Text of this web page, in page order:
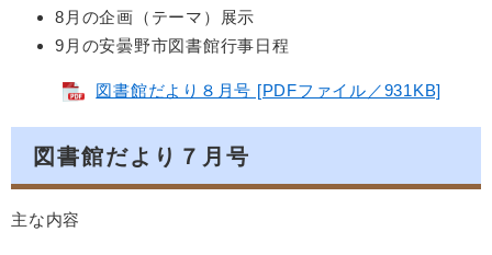
8月の企画（テーマ）展示
9月の安曇野市図書館行事日程
図書館だより８月号 [PDFファイル／931KB]
図書館だより７月号
主な内容